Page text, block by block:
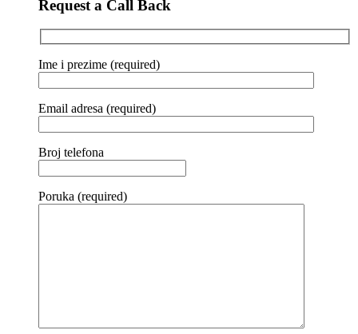
Request a Call Back
Ime i prezime (required)
Email adresa (required)
Broj telefona
Poruka (required)